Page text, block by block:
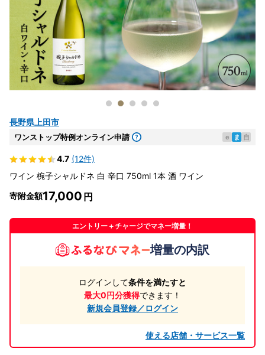
長野県上田市
ワンストップ特例オンライン申請 e ま 自
4.7 (12件)
ワイン 椀子シャルドネ 白 辛口 750ml 1本 酒 ワイン
寄附金額17,000
エントリー＋チャージでマネー増量！
増量の内訳
ログインして条件を満たすと
最大0円分獲得できます！
新規会員登録／ログイン
使える店舗・サービス一覧